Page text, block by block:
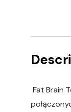
Fat Brain